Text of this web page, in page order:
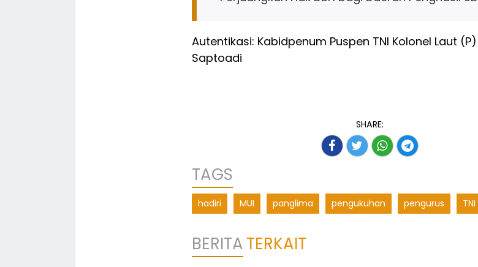
Autentikasi: Kabidpenum Puspen TNI Kolonel Laut
Saptoadi
SHARE:
TAGS
hadiri MUI panglima pengukuhan pengurus TNI
BERITATERKAIT